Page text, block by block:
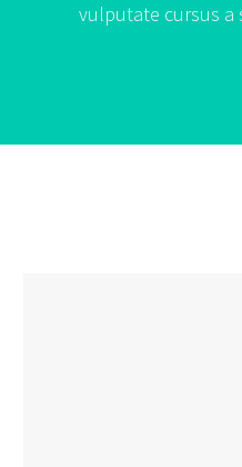
vulputate cursus a